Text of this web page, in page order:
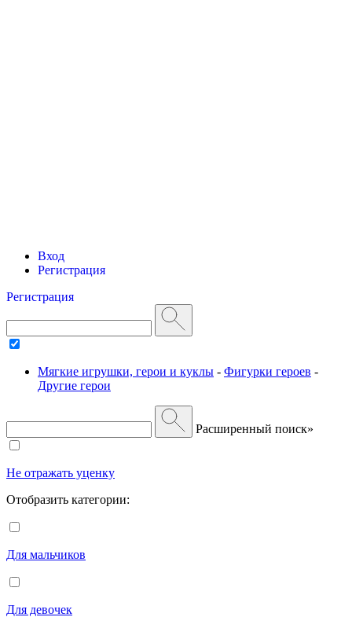
Вход
Регистрация
Регистрация
Мягкие игрушки, герои и куклы - Фигурки героев -
Другие герои
Расширенный поиск»
Не отражать уценку
Отобразить категории:
Для мальчиков
Для девочек